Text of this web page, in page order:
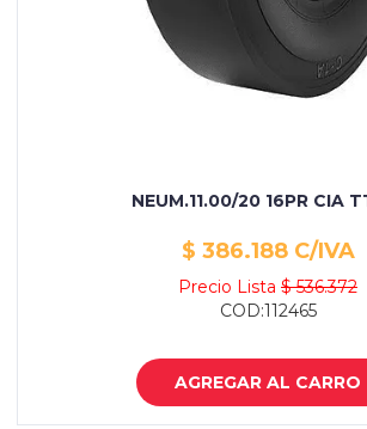
NEUM.11.00/20 16PR CIA
$ 386.188 C/IVA
Precio Lista $ 536.372
COD:112465
AGREGAR AL CARRO